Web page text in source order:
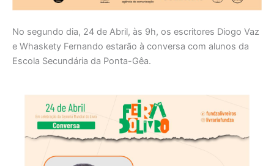
No segundo dia, 24 de Abril, às 9h, os escritores Diogo Vaz
e Whaskety Fernando estarão à conversa com alunos da
Escola Secundária da Ponta-Gêa.